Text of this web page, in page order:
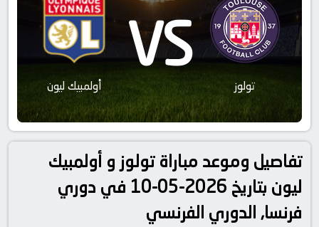
تولوز VS أولمبيك ليون
تفاصيل وموعد مباراة تولوز و أولمبيك
ليون بتاريخ 2026-05-10 في دوري
فرنسا, الدوري الفرنسي